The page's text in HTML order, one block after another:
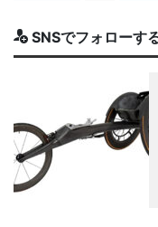
SNSでフォローす